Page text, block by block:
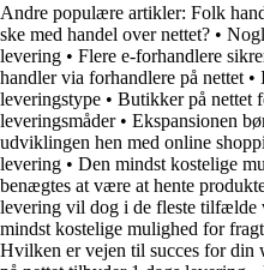
Andre populære artikler: Folk
ske med handel over nettet? •
levering • Flere e-forhandlere
handler via forhandlere på nettet •
leveringstype • Butikker på nettet
leveringsmåder• Ekspansionen
udviklingen hen med online
levering • Den mindst kostelige
benægtes at være at hente
levering vil dog i de fleste tilfælde
mindst kostelige mulighed for
Hvilken er vejen til succes for din